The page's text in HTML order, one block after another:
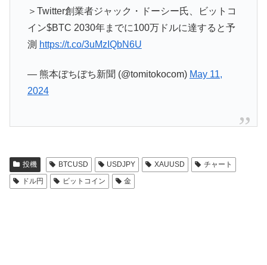
＞Twitter創業者ジャック・ドーシー氏、ビットコ
イン$BTC 2030年までに100万ドルに達すると予
測 https://t.co/3uMzIQbN6U
— 熊本ぼちぼち新聞 (@tomitokocom) May 11,
2024
投機 BTCUSD USDJPY XAUUSD
チャート
ドル円
ビットコイン 金